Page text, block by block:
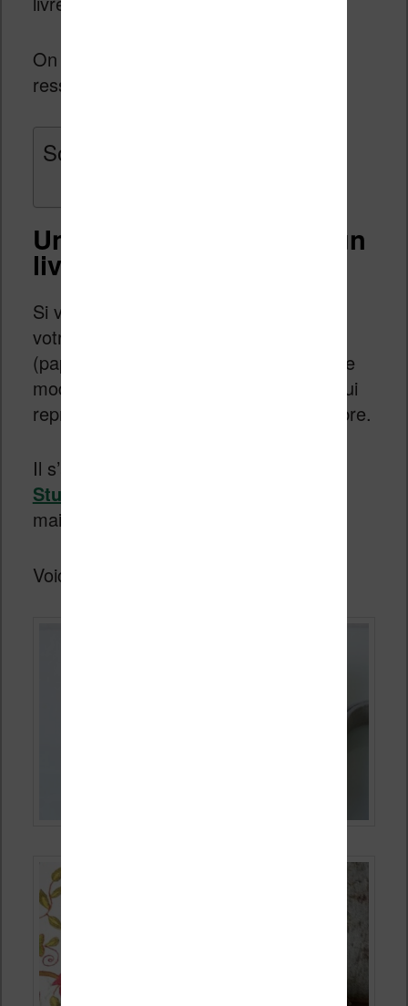
On commencent par les sacs qui
ressemblent à des livres !
Sommaire
Un sac qui ressemble à un
livre
Si vous voulez affiché un peu partout
votre amour de la lecture et des livres
(papier du coup), voici un accessoire de
mode amusant : un sac de transport qui
reprend une couverture d’un livre célèbre.
Il s’agit d’une production de
Studio
main.
Voici une petite sélection :